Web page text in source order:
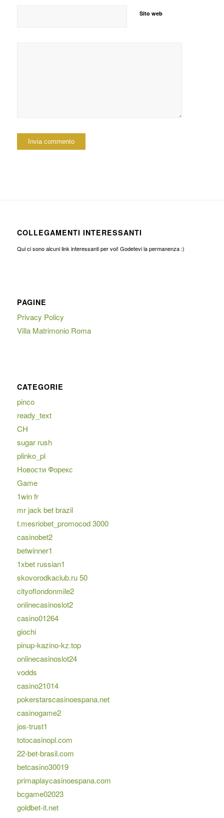
Sito web
COLLEGAMENTI INTERESSANTI
Qui ci sono alcuni link interessanti per voi! Godetevi la permanenza :)
PAGINE
Privacy Policy
Villa Matrimonio Roma
CATEGORIE
pinco
ready_text
CH
sugar rush
plinko_pl
Новости Форекс
Game
1win fr
mr jack bet brazil
t.mesriobet_promocod 3000
casinobet2
betwinner1
1xbet russian1
skovorodkaclub.ru 50
cityoflondonmile2
onlinecasinoslot2
casino01264
giochi
pinup-kazino-kz.top
onlinecasinoslot24
vodds
casino21014
pokerstarscasinoespana.net
casinogame2
jos-trust1
totocasinopl.com
22-bet-brasil.com
betcasino30019
primaplaycasinoespana.com
bcgame02023
goldbet-it.net